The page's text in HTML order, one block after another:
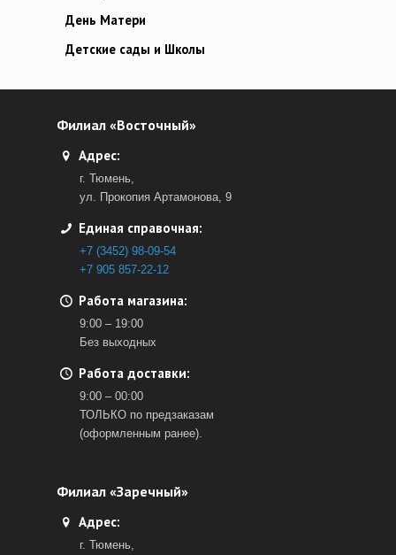
День Матери
Детские сады и Школы
Филиал «Восточный»
Адрес:
г. Тюмень,
ул. Прокопия Артамонова, 9
Единая справочная:
+7 (3452) 98-09-54
+7 905 857-22-12
Работа магазина:
9:00 – 19:00
Без выходных
Работа доставки:
9:00 – 00:00
ТОЛЬКО по предзаказам
(оформленным ранее).
Филиал «Заречный»
Адрес:
г. Тюмень,